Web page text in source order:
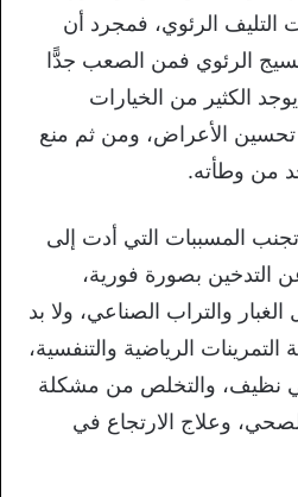
الرئوي، فمجرد أن
الرئوي فمن الصعب جدًّا
الكثير من الخيارات
تحسين الأعراض، ومن ثم منع
من وطأته.
المسببات التي أدت إلى
التدخين بصورة فورية،
والتراب الصناعي، ولا بد
الرياضية والتنفسية،
نظيف، والتخلص من مشكلة
وعلاج الارتجاع في